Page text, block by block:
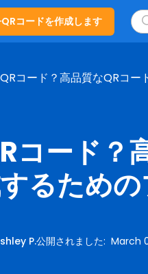
QRコードを作成します
コード？高品質なQRコ
コード？
るため
P.公開されました:March